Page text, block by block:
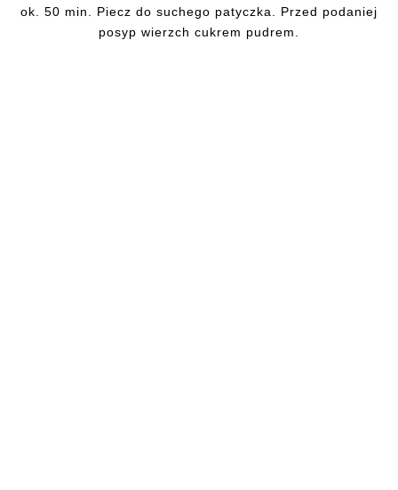
ok. 50 min. Piecz do suchego patyczka. Przed podaniej
posyp wierzch cukrem pudrem.